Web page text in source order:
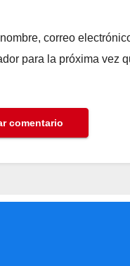
correo
para la próxima vez